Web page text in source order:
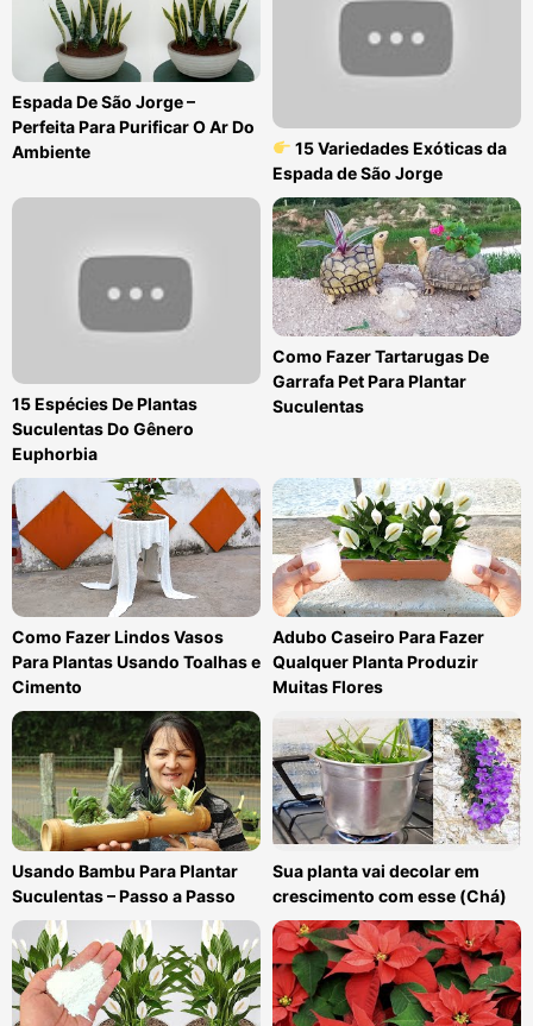
Espada De São Jorge –
Perfeita Para Purificar O Ar Do
Ambiente
15 Variedades Exóticas da
Espada de São Jorge
15 Espécies De Plantas
Suculentas Do Gênero
Euphorbia
Como Fazer Tartarugas De
Garrafa Pet Para Plantar
Suculentas
Como Fazer Lindos Vasos
Para Plantas Usando Toalhas e
Cimento
Adubo Caseiro Para Fazer
Qualquer Planta Produzir
Muitas Flores
Usando Bambu Para Plantar
Suculentas – Passo a Passo
Sua planta vai decolar em
crescimento com esse (Chá)